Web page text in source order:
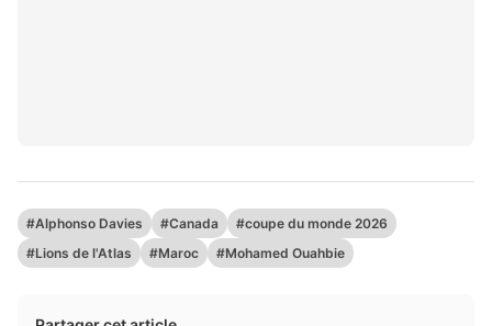
#Alphonso Davies #Canada
#coupe du monde 2026
#Lions de l'Atlas
#Maroc #Mohamed Ouahbie